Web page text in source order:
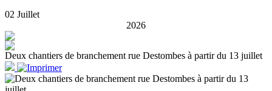
02 Juillet
2026
Deux chantiers de branchement rue Destombes à partir du 13 juillet